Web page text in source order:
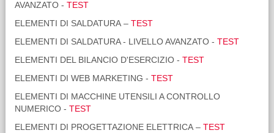
AVANZATO - TEST
ELEMENTI DI SALDATURA – TEST
ELEMENTI DI SALDATURA - LIVELLO AVANZATO - TEST
ELEMENTI DEL BILANCIO D'ESERCIZIO - TEST
ELEMENTI DI WEB MARKETING - TEST
ELEMENTI DI MACCHINE UTENSILI A CONTROLLO
NUMERICO - TEST
ELEMENTI DI PROGETTAZIONE ELETTRICA – TEST